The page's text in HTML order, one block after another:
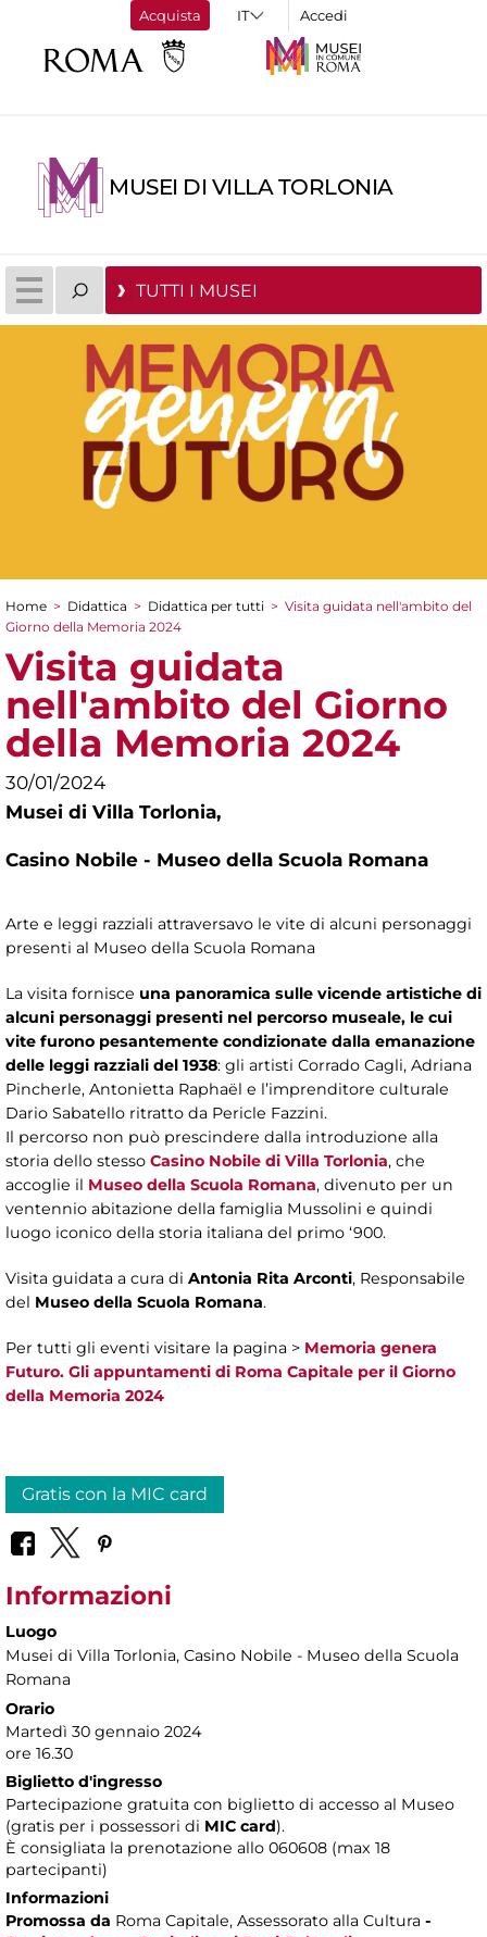
Acquista Accedi
MUSEI DI VILLA TORLONIA
TUTTI I MUSEI
Tu sei qui
Home > Didattica > Didattica per tutti > Visita guidata nell'ambito del
Giorno della Memoria 2024
Visita guidata
nell'ambito del Giorno
della Memoria 2024
30/01/2024
Musei di Villa Torlonia,
Casino Nobile - Museo della Scuola Romana
Arte e leggi razziali attraversavo le vite di alcuni personaggi
presenti al Museo della Scuola Romana
La visita fornisce una panoramica sulle vicende artistiche di
alcuni personaggi presenti nel percorso museale, le cui
vite furono pesantemente condizionate dalla emanazione
delle leggi razziali del 1938: gli artisti Corrado Cagli, Adriana
Pincherle, Antonietta Raphaël e l’imprenditore culturale
Dario Sabatello ritratto da Pericle Fazzini.
Il percorso non può prescindere dalla introduzione alla
storia dello stesso Casino Nobile di Villa Torlonia, che
accoglie il Museo della Scuola Romana, divenuto per un
ventennio abitazione della famiglia Mussolini e quindi
luogo iconico della storia italiana del primo ‘900.
Visita guidata a cura di Antonia Rita Arconti, Responsabile
del Museo della Scuola Romana.
Per tutti gli eventi visitare la pagina > Memoria genera
Futuro. Gli appuntamenti di Roma Capitale per il Giorno
della Memoria 2024
Gratis con la MIC card
Informazioni
Luogo
Musei di Villa Torlonia, Casino Nobile - Museo della Scuola
Romana
Orario
Martedì 30 gennaio 2024
ore 16.30
Biglietto d'ingresso
Partecipazione gratuita con biglietto di accesso al Museo
(gratis per i possessori di MIC card).
È consigliata la prenotazione allo 060608 (max 18
partecipanti)
Informazioni
Promossa da Roma Capitale, Assessorato alla Cultura -